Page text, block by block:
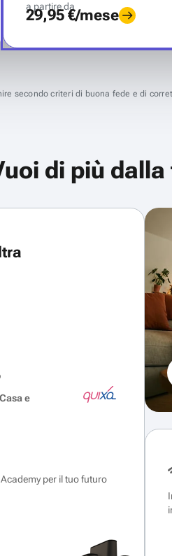
a partire da
29,95 €/mese
secondo criteri di buona fede e di
di più
e
per il tuo futuro